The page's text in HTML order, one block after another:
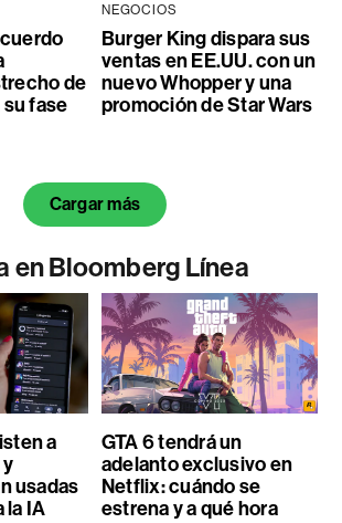
de
fase
NEGOCIOS
Burger King dispara sus
ventas en EE.UU. con un
nuevo Whopper y una
promoción de Star Wars
Cargar más
en Bloomberg Línea
a
usadas
la IA
GTA 6 tendrá un
adelanto exclusivo en
Netflix: cuándo se
estrena y a qué hora